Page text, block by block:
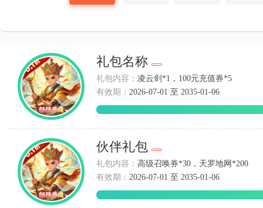
礼包名称
礼包内容： 凌云剑*1，100元充值券*5
有效期： 2026-07-01 至 2035-01-06
伙伴礼包
礼包内容： 高级召唤券*30，天罗地网*200
有效期： 2026-07-01 至 2035-01-06